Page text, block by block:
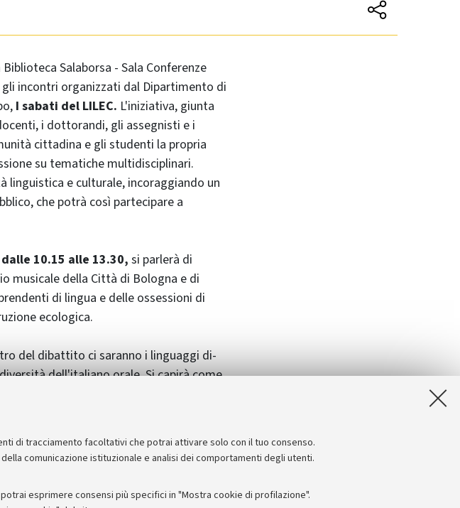
di tracciamento facoltativi che potrai attivare solo con il tuo consenso.
comunicazione istituzionale e analisi dei comportamenti degli utenti.
esprimere consensi più specifici in "Mostra cookie di profilazione".
Biblioteca Salaborsa - Sala Conferenze
incontri organizzati dal Dipartimento di
I sabati del LILEC. L'iniziativa, giunta
i dottorandi, gli assegnisti e i
cittadina e gli studenti la propria
su tematiche multidisciplinari.
linguistica e culturale, incoraggiando un
che potrà così partecipare a
10.15 alle 13.30,si parlerà di
musicale della Città di Bologna e di
di lingua e delle ossessioni di
ecologica.
del dibattito ci saranno i linguaggi di-
dell'italiano orale. Si capirà come
di Sohrab Sepehri, poeta persiano